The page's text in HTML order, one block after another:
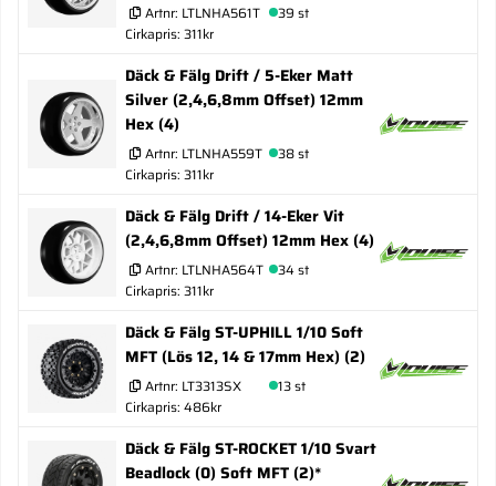
Artnr: LTLNHA561T
39 st
Cirkapris: 311kr
Däck & Fälg Drift / 5-Eker Matt
Silver (2,4,6,8mm Offset) 12mm
Hex (4)
Artnr: LTLNHA559T
38 st
Cirkapris: 311kr
Däck & Fälg Drift / 14-Eker Vit
(2,4,6,8mm Offset) 12mm Hex (4)
Artnr: LTLNHA564T
34 st
Cirkapris: 311kr
Däck & Fälg ST-UPHILL 1/10 Soft
MFT (Lös 12, 14 & 17mm Hex) (2)
Artnr: LT3313SX
13 st
Cirkapris: 486kr
Däck & Fälg ST-ROCKET 1/10 Svart
Beadlock (0) Soft MFT (2)*